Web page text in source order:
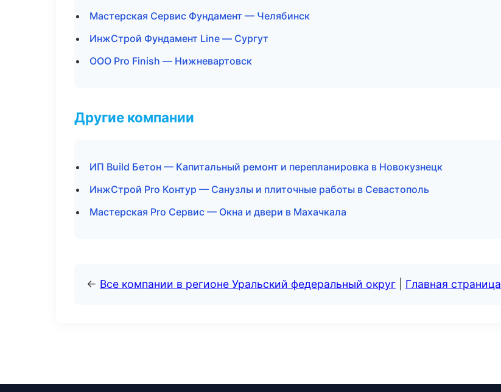
Мастерская Сервис Фундамент — Челябинск
ИнжСтрой Фундамент Line — Сургут
ООО Pro Finish — Нижневартовск
Другие компании
ИП Build Бетон — Капитальный ремонт и перепланировка в Новокузнецк
ИнжСтрой Pro Контур — Санузлы и плиточные работы в Севастополь
Мастерская Pro Сервис — Окна и двери в Махачкала
← Все компании в регионе Уральский федеральный округ Главная страница